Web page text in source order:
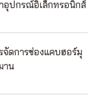
าอุปกรณ์อิเล็กทรอนิกส์
จัดการช่องแคบฮอร์มุ
าน